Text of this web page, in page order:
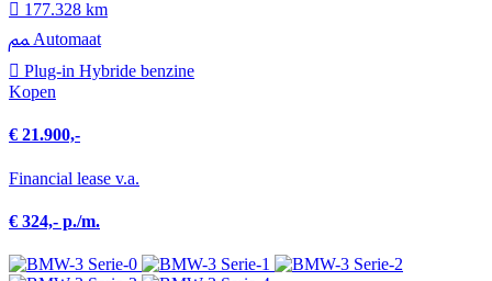
177.328 km
Automaat
Plug-in Hybride benzine
Kopen
€ 21.900,-
Financial lease v.a.
€ 324,- p./m.